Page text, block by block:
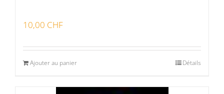
10,00 CHF
Ajouter au panier Détails